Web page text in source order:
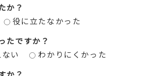
か？
役に立たなかった
たですか？
い
わかりにくかった